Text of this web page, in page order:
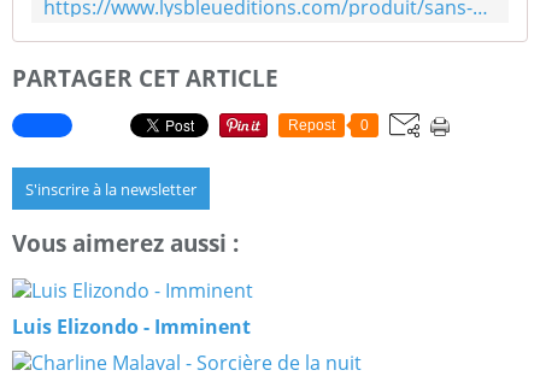
https://www.lysbleueditions.com/produit/sans-couleurs-ajoutees-tome-ii/
PARTAGER CET ARTICLE
Repost 0
S'inscrire à la newsletter
Vous aimerez aussi :
Luis Elizondo - Imminent